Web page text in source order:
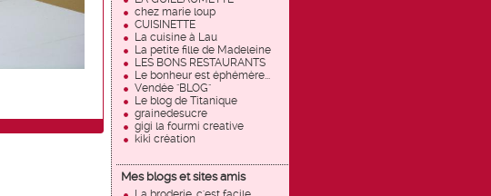
chez marie loup
CUISINETTE
La cuisine à Lau
La petite fille de Madeleine
LES BONS RESTAURANTS
Le bonheur est éphémère...
Vendée "BLOG"
Le blog de Titanique
grainedesucre
gigi la fourmi creative
kiki création
Mes blogs et sites amis